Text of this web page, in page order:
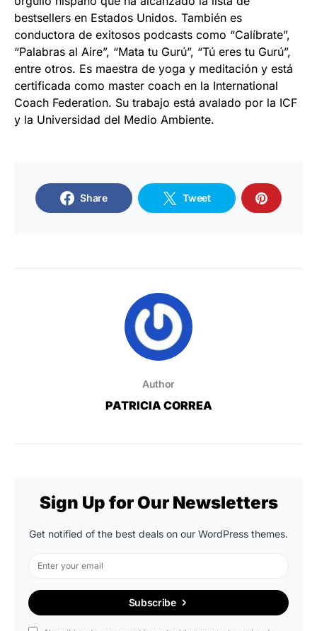
bestsellers en Estados Unidos. También es
conductora de exitosos podcasts como “Calíbrate”,
“Palabras al Aire”, “Mata tu Gurú”, “Tú eres tu Gurú”,
entre otros. Es maestra de yoga y meditación y está
certificada como master coach en la International
Coach Federation. Su trabajo está avalado por la ICF
y la Universidad del Medio Ambiente.
Share Tweet
Author
PATRICIA CORREA
Sign Up for Our Newsletters
Get notified of the best deals on our WordPress themes.
Subscribe